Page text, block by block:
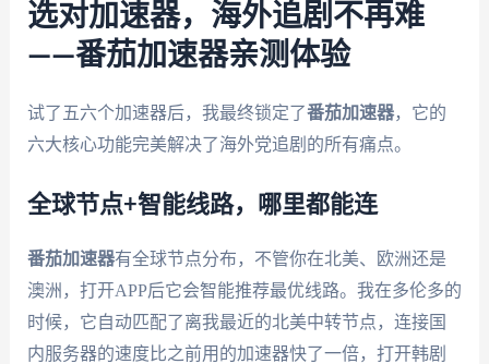
选对加速器，海外追剧不再难
——番茄加速器亲测体验
试了五六个加速器后，我最终锁定了番茄加速器，它的
六大核心功能完美解决了海外党追剧的所有痛点。
全球节点+智能线路，哪里都能连
番茄加速器有全球节点分布，不管你在北美、欧洲还是
澳洲，打开APP后它会智能推荐最优线路。我在多伦多的
时候，它自动匹配了离我最近的北美中转节点，连接国
内服务器的速度比之前用的加速器快了一倍，打开韩剧